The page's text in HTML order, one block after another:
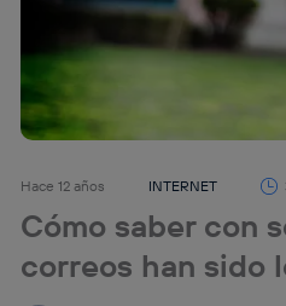
Hace 12 años INTERNET
Cómo saber con
correos han sido